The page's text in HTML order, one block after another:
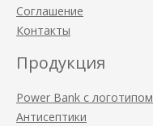
Соглашение
Контакты
Продукция
Power Bank с логотипом
Антисептики